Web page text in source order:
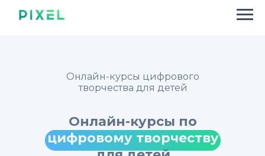
Онлайн-курсы цифрового
творчества для детей
Онлайн-курсы по
цифровому творчеству